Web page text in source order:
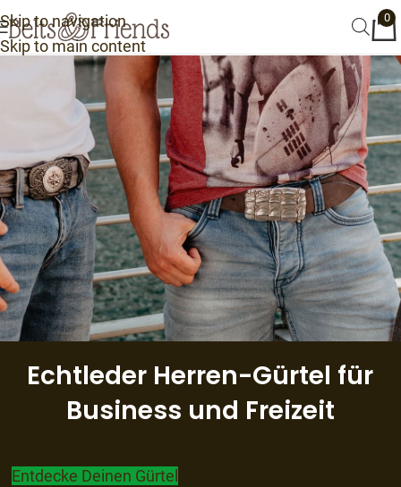
Skip to navigation
Skip to main content
0
Echtleder Herren-Gürtel für
Business und Freizeit
Entdecke Deinen Gürtel